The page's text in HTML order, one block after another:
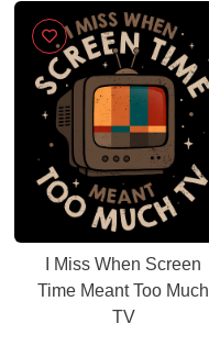
I Miss When Screen
Time Meant Too Much
TV